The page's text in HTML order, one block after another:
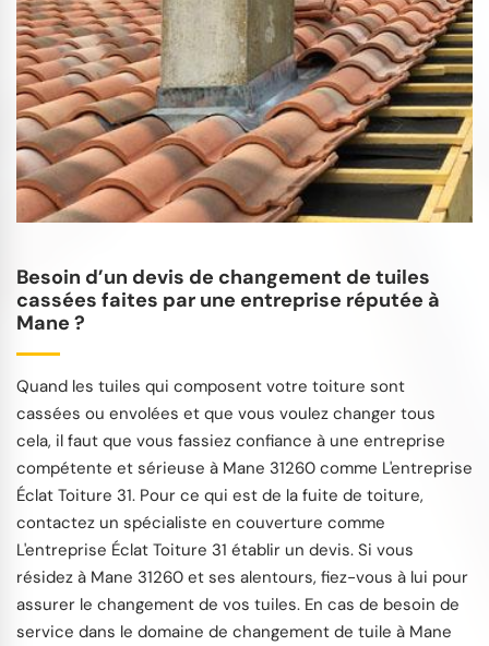
Besoin d’un devis de changement de tuiles
cassées faites par une entreprise réputée à
Mane ?
Quand les tuiles qui composent votre toiture sont
cassées ou envolées et que vous voulez changer tous
cela, il faut que vous fassiez confiance à une entreprise
compétente et sérieuse à Mane 31260 comme L'entreprise
Éclat Toiture 31. Pour ce qui est de la fuite de toiture,
contactez un spécialiste en couverture comme
L'entreprise Éclat Toiture 31 établir un devis. Si vous
résidez à Mane 31260 et ses alentours, fiez-vous à lui pour
assurer le changement de vos tuiles. En cas de besoin de
service dans le domaine de changement de tuile à Mane